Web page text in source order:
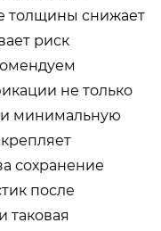
толщины снижает
риск
не только
минимальную
сохранение
после
таковая